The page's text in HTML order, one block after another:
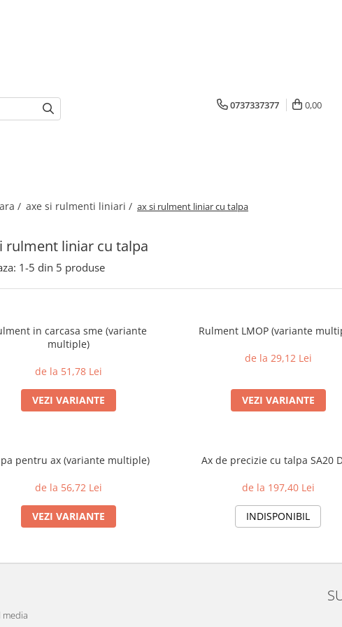
0737337377 0,00
/ axe si rulmenti liniari / ax si rulment liniar cu talpa
rulment liniar cu talpa
1-5 din 5 produse
in carcasa sme (variante
multiple)
de la 51,78 Lei
VEZI VARIANTE
Rulment LMOP (variante
de la 29,12 Lei
VEZI VARIANTE
Talpa pentru ax (variante multiple)
de la 56,72 Lei
VEZI VARIANTE
Ax de precizie cu talpa SA20
de la 197,40 Lei
INDISPONIBIL
media